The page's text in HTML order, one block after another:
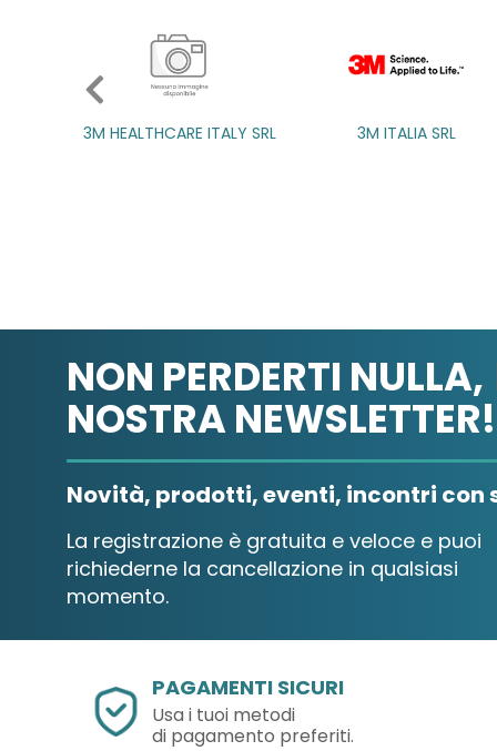
3M ITALIA SRL
NON PERDERTI NULLA,
NOSTRA NEWSLETTER!
Novità, prodotti, eventi, incontri con
La registrazione è gratuita e veloce e puoi
richiederne la cancellazione in qualsiasi
momento.
PAGAMENTI SICURI
Usa i tuoi metodi
di pagamento preferiti.